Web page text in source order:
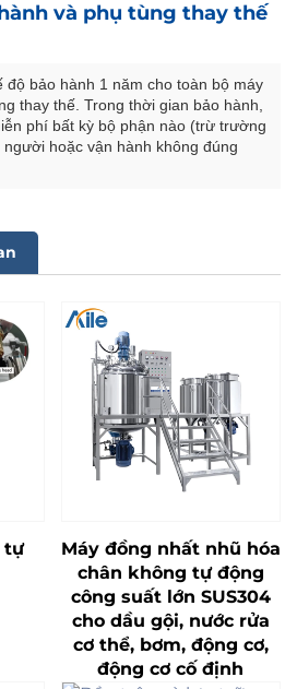
và phụ tùng thay thế
độ bảo hành 1 năm cho toàn bộ máy
thay thế. Trong thời gian bảo hành,
phí bất kỳ bộ phận nào (trừ trường
hoặc vận hành không đúng
tự
Máy đồng nhất nhũ hóa
chân không tự động
công suất lớn SUS304
cho dầu gội, nước rửa
cơ thể, bơm, động cơ,
động cơ cố định